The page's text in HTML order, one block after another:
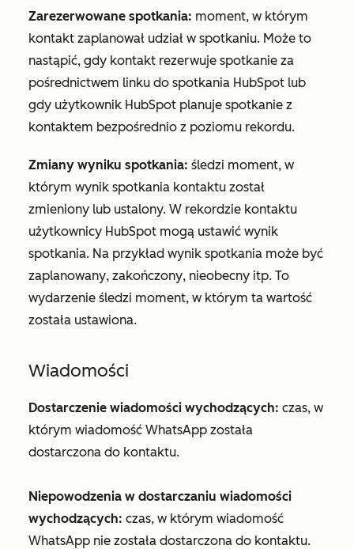
Zarezerwowane spotkania: moment, w którym
kontakt zaplanował udział w spotkaniu. Może to
nastąpić, gdy kontakt rezerwuje spotkanie za
pośrednictwem linku do spotkania HubSpot lub
gdy użytkownik HubSpot planuje spotkanie z
kontaktem bezpośrednio z poziomu rekordu.
Zmiany wyniku spotkania: śledzi moment, w
którym wynik spotkania kontaktu został
zmieniony lub ustalony. W rekordzie kontaktu
użytkownicy HubSpot mogą ustawić wynik
spotkania. Na przykład wynik spotkania może być
zaplanowany, zakończony, nieobecny itp. To
wydarzenie śledzi moment, w którym ta wartość
została ustawiona.
Wiadomości
Dostarczenie wiadomości wychodzących: czas, w
którym wiadomość WhatsApp została
dostarczona do kontaktu.
Niepowodzenia w dostarczaniu wiadomości
wychodzących: czas, w którym wiadomość
WhatsApp nie została dostarczona do kontaktu.